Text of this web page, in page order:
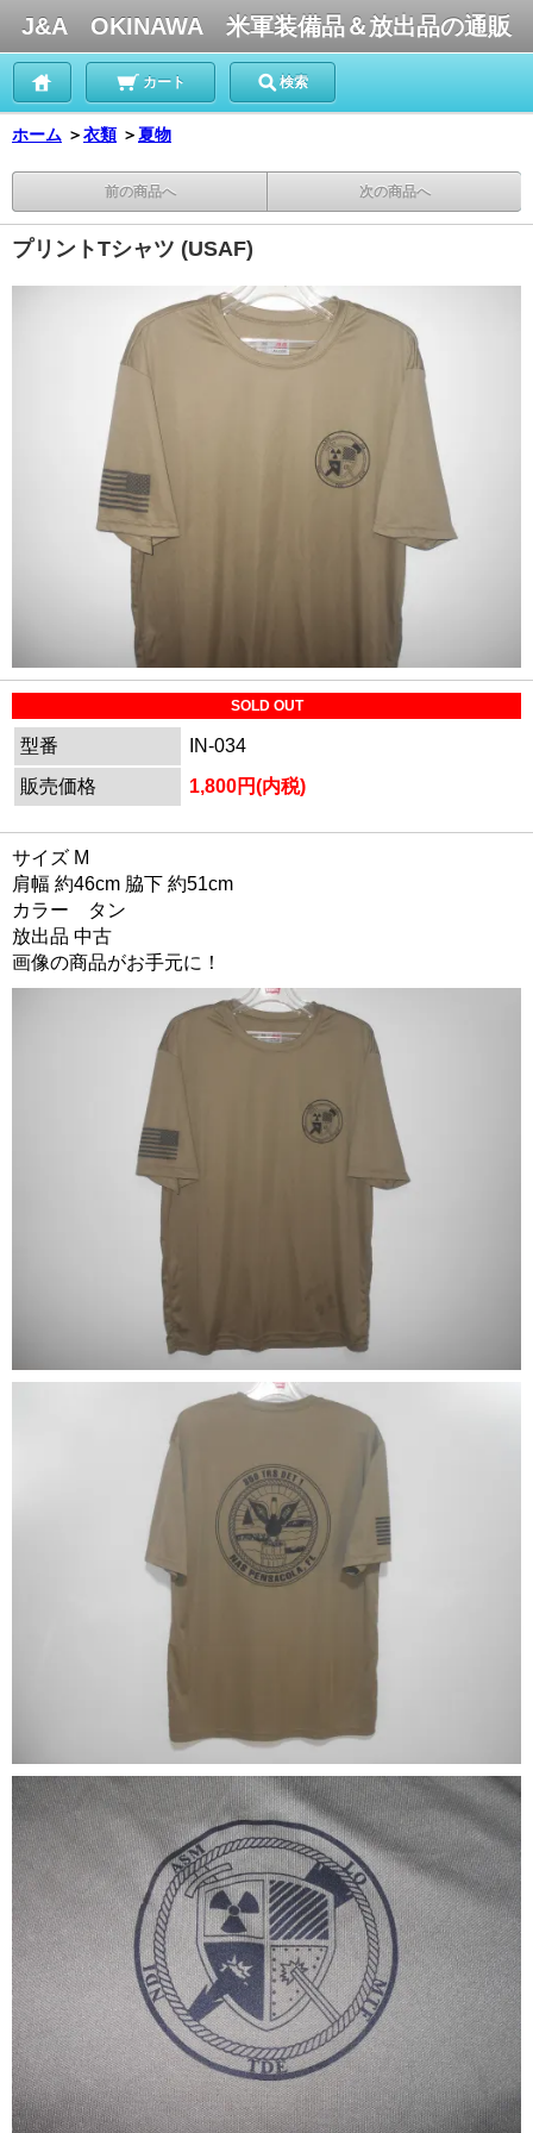
J&A OKINAWA 米軍装備品＆放出品の通販
カート 検索
ホーム ＞衣類 ＞夏物
前の商品へ 次の商品へ
プリントTシャツ (USAF)
SOLD OUT
型番
IN-034
販売価格
1,800円(内税)
サイズ M
肩幅 約46cm 脇下 約51cm
カラー タン
放出品 中古
画像の商品がお手元に！